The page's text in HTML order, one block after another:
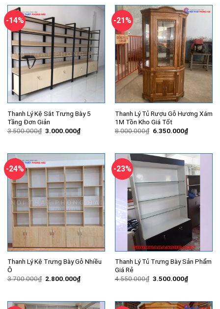
3.000.000₫.
-14%
Thanh Lý Kệ Sắt Trưng Bày 5
Tầng Đơn Giản
3.500.000₫ Giá
3.000.000₫Giá
hiện
3.000.000₫.
-21%
Thanh Lý Tủ Rượu Gỗ Hương Xám
1M Tồn Kho Giá Tốt
8.000.000₫ Giá
6.350.000₫Giá
hiện
-24%
Thanh Lý Kệ Trưng Bày Gỗ Nhiều
Ô
3.700.000₫ Giá
2.800.000₫Giá
hiện
2.800.000₫.
-23%
Thanh Lý Tủ Trưng Bày Sản Phẩm
Giá Rẻ
4.550.000₫ Giá
3.500.000₫Giá
hiện